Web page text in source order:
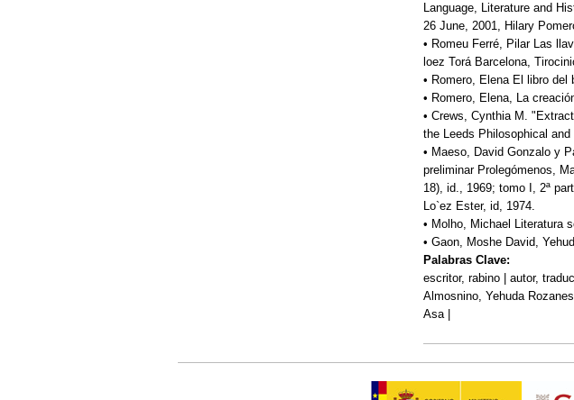
Language, Literature and
26 June, 2001, Hilary
• Romeu Ferré, Pilar Las
loez Torá Barcelona,
• Romero, Elena El libro del
• Romero, Elena, La
• Crews, Cynthia M.
the Leeds Philosophical
• Maeso, David Gonzalo y
preliminar Prolegómenos,
18), id., 1969; tomo I, 2ª
Lo`ez Ester, id, 1974.
• Molho, Michael Literatura
• Gaon, Moshe David,
Palabras Clave:
escritor, rabino | autor,
Almosnino, Yehuda
Asa |